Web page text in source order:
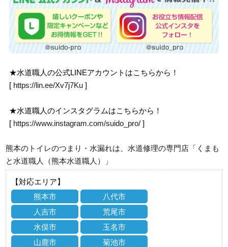
★水道職人の公式LINEアカウントはこちらから！
[ https://lin.ee/Xv7j7Ku ]
★水道職人のインスタグラムはこちらから！
[ https://www.instagram.com/suido_pro/ ]
熊本のトイレのつまり・水漏れは、水道修理の専門店「くまも
と水道職人（熊本水道職人）」
【対応エリア】
熊本市
八代市
人吉市
荒尾市
水俣市
玉名市
山鹿市
菊池市